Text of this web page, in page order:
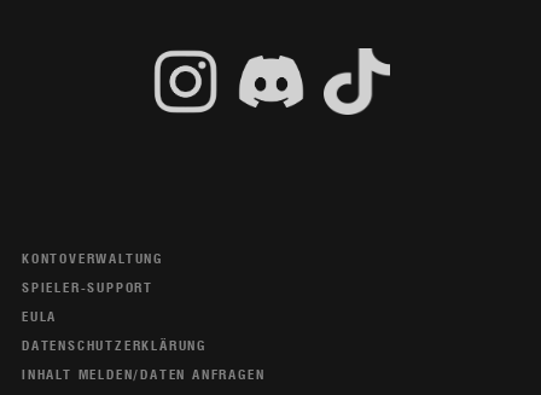
KONTOVERWALTUNG
SPIELER-SUPPORT
EULA
DATENSCHUTZERKLÄRUNG
INHALT MELDEN/DATEN ANFRAGEN